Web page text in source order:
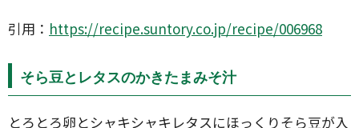
引用： https://recipe.suntory.co.jp/recipe/006968
そら豆とレタスのかきたまみそ汁
とろとろ卵とシャキシャキレタスにほっくりそら豆が入